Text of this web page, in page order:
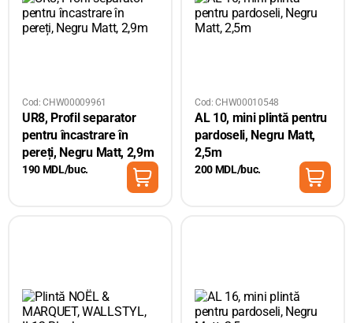
Cod: CHW00009961
UR8, Profil separator
pentru încastrare în
pereți, Negru Matt, 2,9m
190 MDL/buc.
Cod: CHW00010548
AL 10, mini plintă pentru
pardoseli, Negru Matt,
2,5m
200 MDL/buc.